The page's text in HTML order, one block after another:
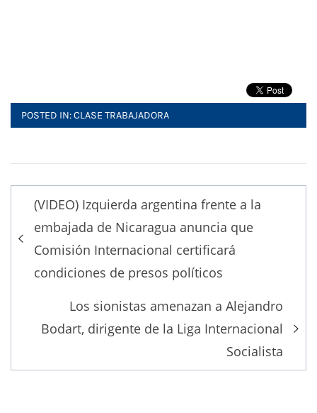
POSTED IN:CLASE TRABAJADORA
Post
navigation
(VIDEO) Izquierda argentina frente a la
embajada de Nicaragua anuncia que
Comisión Internacional certificará
condiciones de presos políticos
Los sionistas amenazan a Alejandro
Bodart, dirigente de la Liga Internacional
Socialista